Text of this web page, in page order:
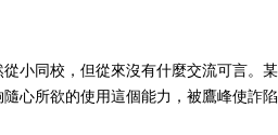
小同校，但從來沒有什麼交流可言
心所欲的使用這個能力，被鷹峰使詐